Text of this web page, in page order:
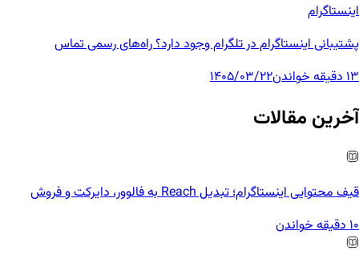
اینستاگرام
پشتیبانی اینستاگرام در تلگرام وجود دارد؟ راه‌های رسمی تماس
13 دقیقه خواندن
1405/03/22
آخرین مقالات
قیف محتوایی اینستاگرام؛ تبدیل Reach به فالوور، دایرکت و فروش
10 دقیقه خواندن